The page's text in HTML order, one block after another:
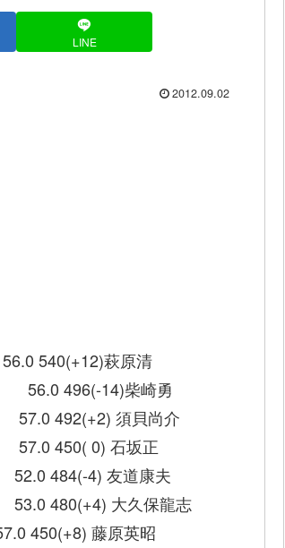
LINE
2012.09.02
540(+12)萩原清
496(-14)柴崎勇
492(+2) 須貝尚介
450( 0) 石坂正
484(-4) 友道康夫
480(+4) 大久保龍志
450(+8) 藤原英昭